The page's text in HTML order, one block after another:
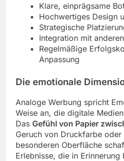
Klare, einprägsame
Hochwertiges Design
Strategische
Integration mit
Regelmäßige
Anpassung
Die emotionale
Analoge Werbung spricht
Weise an, die digitale
Das Gefühl von Papier
Geruch von Druckfarbe
besonderen Oberfläche
Erlebnisse, die in Erinnerung